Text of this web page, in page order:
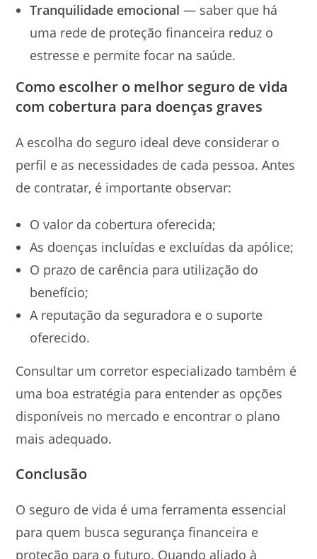
Tranquilidade emocional — saber que há
uma rede de proteção financeira reduz o
estresse e permite focar na saúde.
Como escolher o melhor seguro de vida
com cobertura para doenças graves
A escolha do seguro ideal deve considerar o
perfil e as necessidades de cada pessoa. Antes
de contratar, é importante observar:
O valor da cobertura oferecida;
As doenças incluídas e excluídas da apólice;
O prazo de carência para utilização do
benefício;
A reputação da seguradora e o suporte
oferecido.
Consultar um corretor especializado também é
uma boa estratégia para entender as opções
disponíveis no mercado e encontrar o plano
mais adequado.
Conclusão
O seguro de vida é uma ferramenta essencial
para quem busca segurança financeira e
proteção para o futuro. Quando aliado à